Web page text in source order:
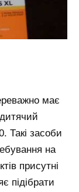
має
Такі засоби
на
присутні
підібрати